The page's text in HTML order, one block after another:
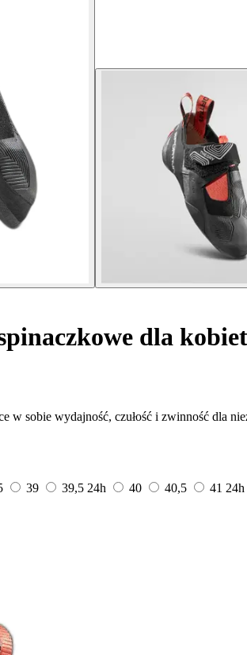
dla
w sobie wydajność, czułość i zwinność dla
39 39,5 24h 40 40,5 41 24h